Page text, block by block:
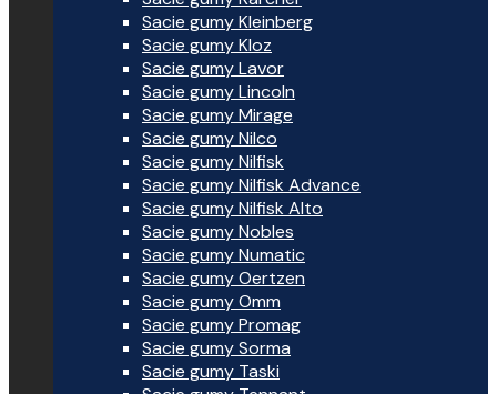
Sacie gumy Kleinberg
Sacie gumy Kloz
Sacie gumy Lavor
Sacie gumy Lincoln
Sacie gumy Mirage
Sacie gumy Nilco
Sacie gumy Nilfisk
Sacie gumy Nilfisk Advance
Sacie gumy Nilfisk Alto
Sacie gumy Nobles
Sacie gumy Numatic
Sacie gumy Oertzen
Sacie gumy Omm
Sacie gumy Promag
Sacie gumy Sorma
Sacie gumy Taski